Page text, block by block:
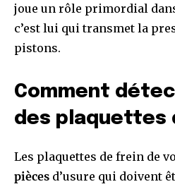
joue un rôle primordial
c’est lui qui transmet la
pistons.
Comment
des plaquettes
Les plaquettes de frein de
pièces d’usure qui doivent